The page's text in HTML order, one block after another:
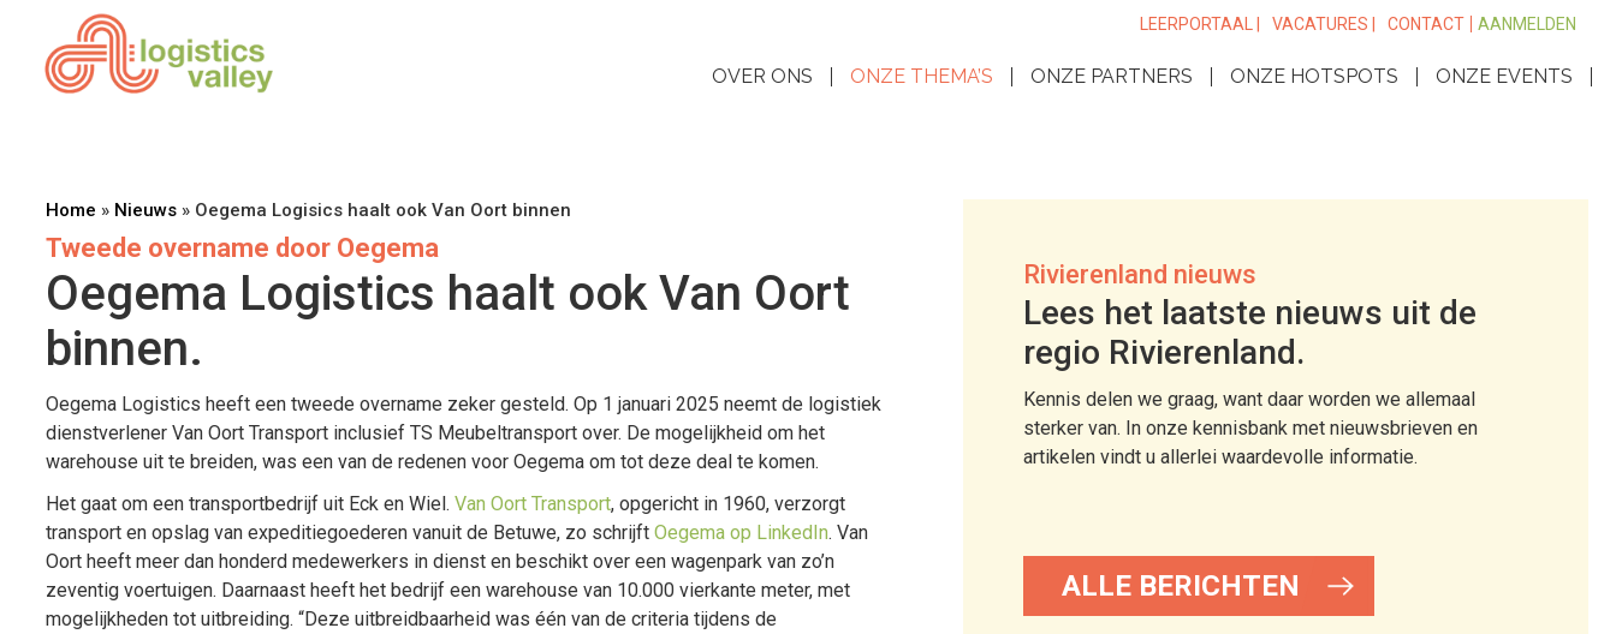
LEERPORTAAL | VACATURES | CONTACT AANMELDEN
OVER ONS ONZE THEMA’S ONZE PARTNERS ONZE HOTSPOTS ONZE EVENTS
Home » Nieuws» Oegema Logisics haalt ook Van Oort binnen
Tweede overname door Oegema
Oegema Logistics haalt ook Van Oort
binnen.
Oegema Logistics heeft een tweede overname zeker gesteld. Op 1 januari 2025 neemt de logistiek
dienstverlener Van Oort Transport inclusief TS Meubeltransport over. De mogelijkheid om het
warehouse uit te breiden, was een van de redenen voor Oegema om tot deze deal te komen.
Het gaat om een transportbedrijf uit Eck en Wiel. Van Oort Transport, opgericht in 1960, verzorgt
transport en opslag van expeditiegoederen vanuit de Betuwe, zo schrijft Oegema op LinkedIn. Van
Oort heeft meer dan honderd medewerkers in dienst en beschikt over een wagenpark van zo’n
zeventig voertuigen. Daarnaast heeft het bedrijf een warehouse van 10.000 vierkante meter, met
mogelijkheden tot uitbreiding. “Deze uitbreidbaarheid was één van de criteria tijdens de
Rivierenland nieuws
Lees het laatste nieuws uit de
regio Rivierenland.
Kennis delen we graag, want daar worden we allemaal
sterker van. In onze kennisbank met nieuwsbrieven en
artikelen vindt u allerlei waardevolle informatie.
ALLE BERICHTEN